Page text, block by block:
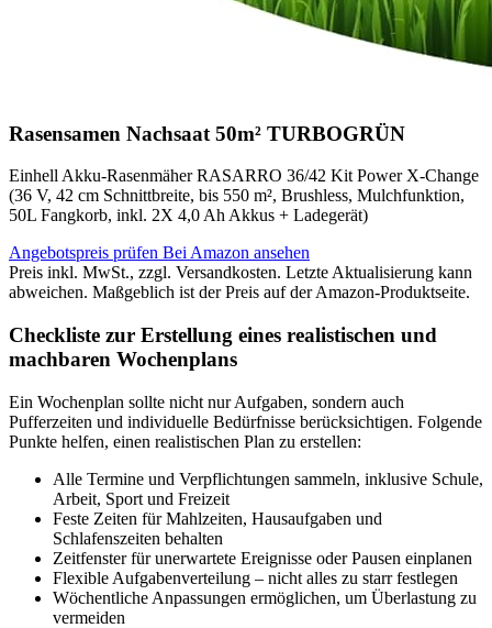
Rasensamen Nachsaat 50m² TURBOGRÜN
Einhell Akku-Rasenmäher RASARRO 36/42 Kit Power X-Change
(36 V, 42 cm Schnittbreite, bis 550 m², Brushless, Mulchfunktion,
50L Fangkorb, inkl. 2X 4,0 Ah Akkus + Ladegerät)
Angebotspreis prüfen Bei Amazon ansehen
Preis inkl. MwSt., zzgl. Versandkosten. Letzte Aktualisierung kann
abweichen. Maßgeblich ist der Preis auf der Amazon-Produktseite.
Checkliste zur Erstellung eines realistischen und
machbaren Wochenplans
Ein Wochenplan sollte nicht nur Aufgaben, sondern auch
Pufferzeiten und individuelle Bedürfnisse berücksichtigen. Folgende
Punkte helfen, einen realistischen Plan zu erstellen:
Alle Termine und Verpflichtungen sammeln, inklusive Schule,
Arbeit, Sport und Freizeit
Feste Zeiten für Mahlzeiten, Hausaufgaben und
Schlafenszeiten behalten
Zeitfenster für unerwartete Ereignisse oder Pausen einplanen
Flexible Aufgabenverteilung – nicht alles zu starr festlegen
Wöchentliche Anpassungen ermöglichen, um Überlastung zu
vermeiden